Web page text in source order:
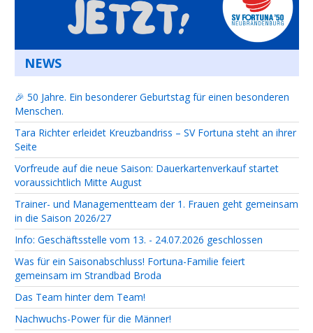
NEWS
🎉 50 Jahre. Ein besonderer Geburtstag für einen besonderen
Menschen.
Tara Richter erleidet Kreuzbandriss – SV Fortuna steht an ihrer
Seite
Vorfreude auf die neue Saison: Dauerkartenverkauf startet
voraussichtlich Mitte August
Trainer- und Managementteam der 1. Frauen geht gemeinsam
in die Saison 2026/27
Info: Geschäftsstelle vom 13. - 24.07.2026 geschlossen
Was für ein Saisonabschluss! Fortuna-Familie feiert
gemeinsam im Strandbad Broda
Das Team hinter dem Team!
Nachwuchs-Power für die Männer!